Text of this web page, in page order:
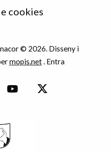
cookies
© 2026. Disseny i
mopis.net. Entra